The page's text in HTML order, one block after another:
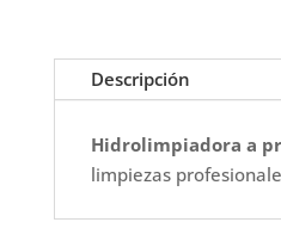
Descripción
Hidrolimpiadora a
limpiezas